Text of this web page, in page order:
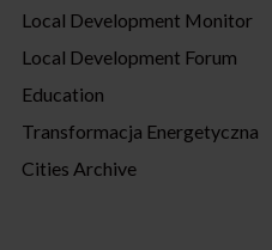
Local Development Monitor
Local Development Forum
Education
Transformacja Energetyczna
Cities Archive